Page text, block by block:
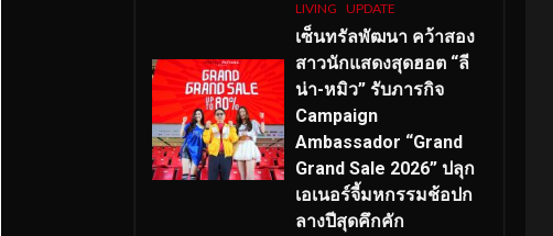
LIVING UPDATE
เซ็นทรัลพัฒนา คว้าสอง
สาวนักแสดงสุดฮอต “ลี
น่า-หมิว” รับภารกิจ
Campaign
Ambassador “Grand
Grand Sale 2026” ปลุก
เอเนอร์จี้มหกรรมช้อปก
ลางปีสุดคึกคัก